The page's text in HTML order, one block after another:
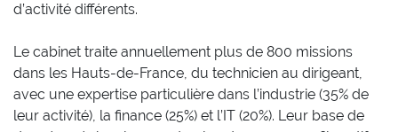
d’activité différents.
Le cabinet traite annuellement plus de 800 missions
dans les Hauts-de-France, du technicien au dirigeant,
avec une expertise particulière dans l’industrie (35% de
leur activité), la finance (25%) et l’IT (20%). Leur base de